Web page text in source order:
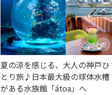
夏の涼を感じる、大人の神戸ひ
とり旅♪日本最大級の球体水槽
がある水族館「átoa」へ